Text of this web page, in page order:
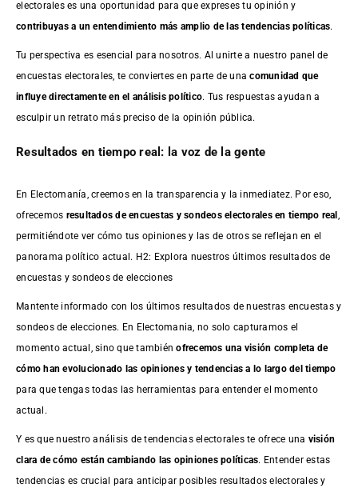
electorales es una oportunidad para que expreses tu opinión y
contribuyas a un entendimiento más amplio de las tendencias políticas.
Tu perspectiva es esencial para nosotros. Al unirte a nuestro panel de
encuestas electorales, te conviertes en parte de unacomunidad que
influye directamente en el análisis político. Tus respuestas ayudan a
esculpir un retrato más preciso de la opinión pública.
Resultados en tiempo real: la voz de la gente
En Electomanía, creemos en la transparencia y la inmediatez. Por eso,
ofrecemos resultados deencuestas y sondeos electorales en tiempo real,
permitiéndote ver cómo tus opiniones y las de otros se reflejan en el
panorama político actual. H2: Explora nuestros últimos resultados de
encuestas y sondeos de elecciones
Mantente informado con los últimos resultados de nuestras encuestasy
sondeos de elecciones. En Electomania, no solo capturamos el
momento actual, sino que tambiénofrecemos una visión completa de
cómo han evolucionado las opiniones y tendencias a lo largo del tiempo
para que tengas todas las herramientas para entender el momento
actual.
Y es que nuestro análisis de tendencias electorales te ofrece una visión
clara de cómo están cambiando las opiniones políticas. Entender estas
tendencias es crucial para anticipar posibles resultados electorales y